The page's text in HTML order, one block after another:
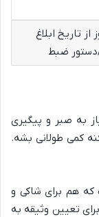
روز از تاریخ ابلاغ
دستور ضبط
به صبر و پیگیری
کمی طولانی بشه.
هم برای شاکی و
تعیین وثیقه به